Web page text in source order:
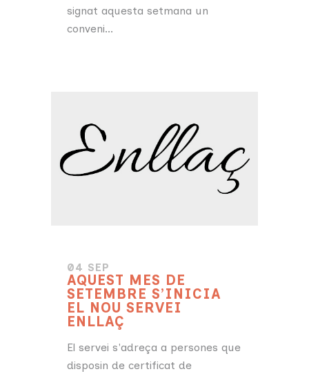
signat aquesta setmana un
conveni...
04 SEP
AQUEST MES DE
SETEMBRE S’INICIA
EL NOU SERVEI
ENLLAÇ
El servei s'adreça a persones que
disposin de certificat de